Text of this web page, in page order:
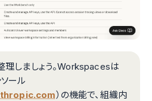
理しましょう。Workspacesは
ール
）の機能で、組織内